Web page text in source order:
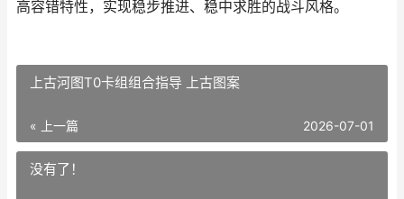
高容错特性，实现稳步推进、稳中求胜的战斗风格。
上古河图T0卡组组合指导 上古图案
« 上一篇 2026-07-01
没有了！